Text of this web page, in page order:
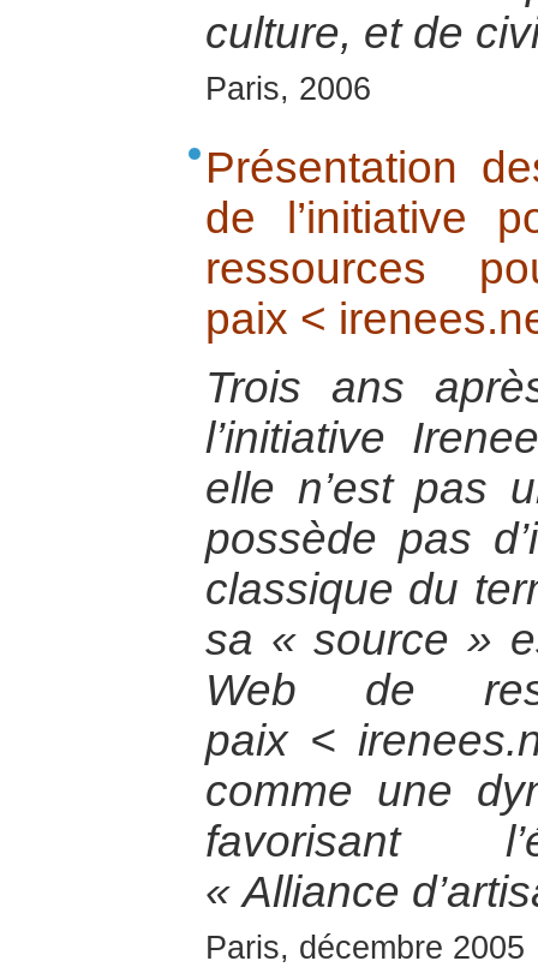
culture, et de
Paris, 2006
Présentation
de l’initiative
ressources
paix <
Trois ans
l’initiative
elle n’est pas
possède pas
classique du
sa « source »
Web de
paix <
comme une
favorisant
« Alliance
Paris, décembre 2005